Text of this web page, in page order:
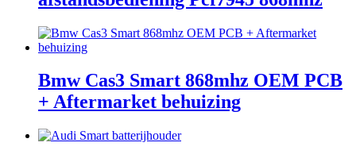
Bmw Cas3 Smart 868mhz OEM PCB
+ Aftermarket behuizing